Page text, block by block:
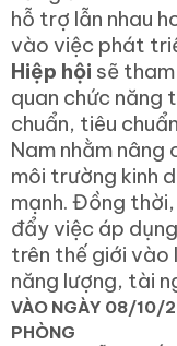
hỗ trợ lẫn nhau
vào việc phát
Hiệp hội sẽ
quan chức năng
chuẩn, tiêu
Nam nhằm
môi trường kinh
mạnh. Đồng
đẩy việc áp
trên thế giới vào
năng lượng, tài
VÀO NGÀY 08/10/
PHÒNG